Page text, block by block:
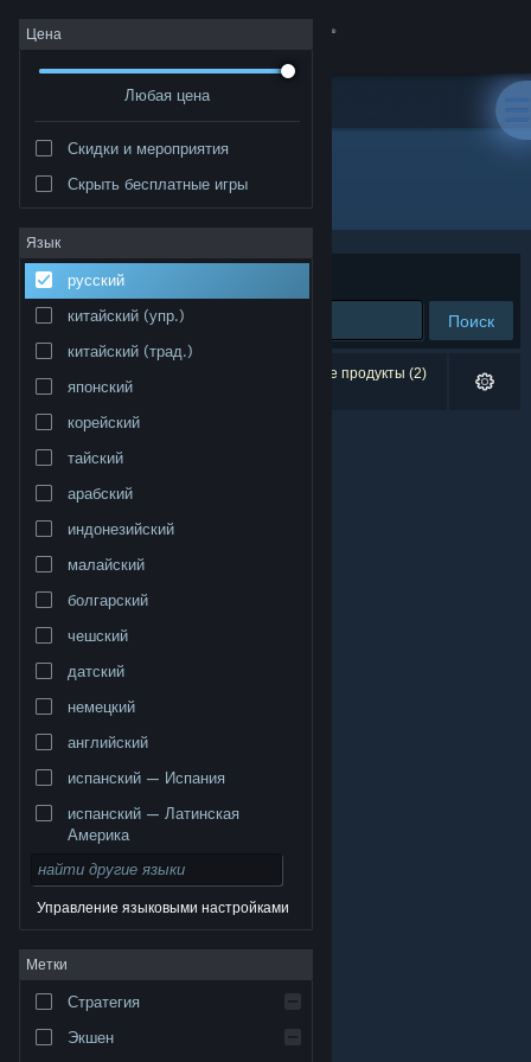
Войти
Сообщество
Информация
Поддержка
Изменить язык
Полная версия
© Valve Corporation. Все права сохранены. Все
торговые марки являются собственностью
Правовая информация
Соглашение подписчика Steam
Файлы cookie
Цена
Любая цена
Скидки и мероприятия
Скрыть бесплатные игры
Язык
русский
китайский (упр.)
китайский (трад.)
японский
корейский
тайский
арабский
индонезийский
малайский
болгарский
чешский
датский
немецкий
английский
испанский — Испания
испанский — Латинская
Америка
Управление языковыми настройками
Метки
Стратегия
Экшен
Разработчик: Miksapix Interactive
Сортировать по
Поиск
Результатов по вашему запросу: 0. Некоторые продукты (2)
скрыты согласно вашим настройкам.